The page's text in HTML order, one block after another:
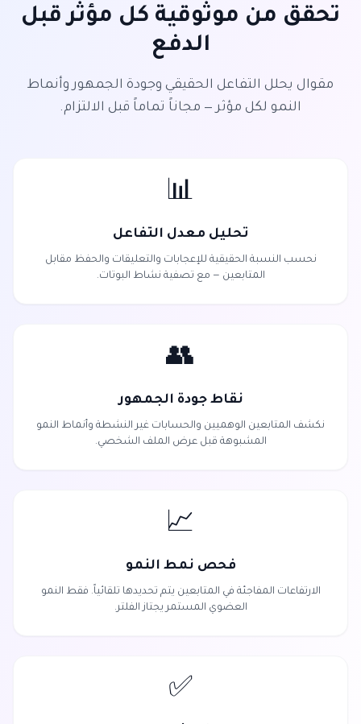
تحقق من موثوقية كل مؤثر قبل
الدفع
مقوال يحلل التفاعل الحقيقي وجودة الجمهور وأنماط
النمو لكل مؤثر — مجاناً تماماً قبل الالتزام.
📊
تحليل معدل التفاعل
نحسب النسبة الحقيقية للإعجابات والتعليقات والحفظ مقابل
المتابعين — مع تصفية نشاط البوتات.
👥
نقاط جودة الجمهور
نكشف المتابعين الوهميين والحسابات غير النشطة وأنماط النمو
المشبوهة قبل عرض الملف الشخصي.
📈
فحص نمط النمو
الارتفاعات المفاجئة في المتابعين يتم تحديدها تلقائياً. فقط النمو
العضوي المستمر يجتاز الفلتر.
✅